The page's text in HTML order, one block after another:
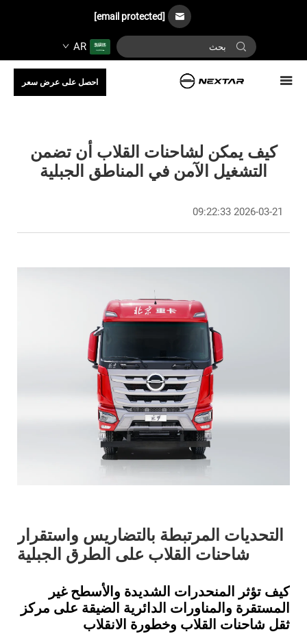
[email protected]
AR
احصل على عرض سعر
كيف يمكن لشاحنات القلاب أن تضمن
التشغيل الآمن في المناطق الجبلية
2026-03-21 09:22:33
التحديات المرتبطة بالتضاريس واستقرار
شاحنات القلاب على الطرق الجبلية
كيف تؤثر المنحدرات الشديدة والأسطح غير
المستقرة والمناورات الدائرية الضيقة على مركز
ثقل شاحنات القلاب وخطورة الانقلاب